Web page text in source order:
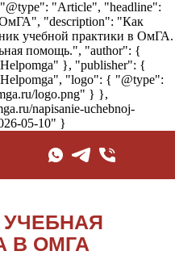
"Article", "headline":
"description": "Как
учебной практики в ОмГА.
помощь.", "author": {
}, "publisher": {
"logo": { "@type":
logo.png" } },
napisanie-uchebnoj-
05-10" }
УЧЕБНАЯ
В ОМГА